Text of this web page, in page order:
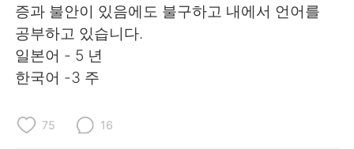
Türkçe Tiếng Việt
Português
증과 불안이 있음에도 불구하고 내에서 언어를
공부하고 있습니다.
일본어 - 5 년
한국어 -3 주
75 16